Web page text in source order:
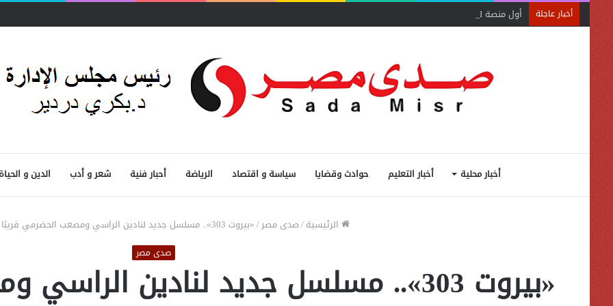
أخبار عاجلة أول منصة للسياحة الصحية في مصر والشرق الأوسط وأفريقيا..
أخبار محلية أخبار التعليم حوادث وقضايا سياسة و اقتصاد الرياضة أحبار فنية شعر و أدب الدين و الحياة
الرئيسية/صدى مصر/«بيروت 303».. مسلسل جديد لنادين الراسي ومصعب الحضرمي قريبًا على شاهد
صدى مصر
«بيروت 303».. مسلسل جديد لنادين